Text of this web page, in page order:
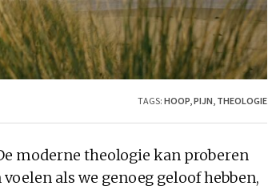
TAGS: HOOP,PIJN, THEOLOGIE
moderne theologie kan proberen
als we genoeg geloof hebben,